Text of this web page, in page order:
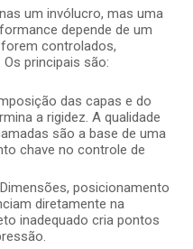
um invólucro, mas uma
depende de um
controlados,
principais são:
das capas e do
a rigidez. A qualidade
são a base de uma
chave no controle de
Dimensões, posicionamento
diretamente na
inadequado cria pontos